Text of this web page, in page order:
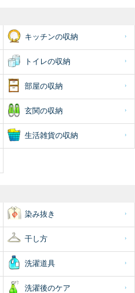
キッチンの収納
トイレの収納
部屋の収納
玄関の収納
生活雑貨の収納
染み抜き
干し方
洗濯道具
洗濯後のケア